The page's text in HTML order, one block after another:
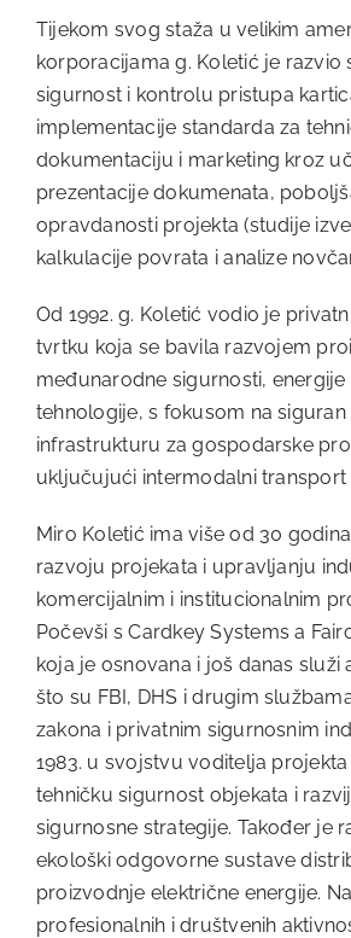
Tijekom svog staža u velikim
korporacijama g. Koletić je razvio
sigurnost i kontrolu pristupa
implementacije standarda za
dokumentaciju i marketing kroz
prezentacije dokumenata,
opravdanosti projekta (studije
kalkulacije povrata i analize
Od 1992. g. Koletić vodio je
tvrtku koja se bavila razvojem
međunarodne sigurnosti, energije
tehnologije, s fokusom na
infrastrukturu za gospodarske
uključujući intermodalni transport
Miro Koletić ima više od 30
razvoju projekata i upravljanju
komercijalnim i institucionalnim
Počevši s Cardkey Systems a
koja je osnovana i još danas služi
što su FBI, DHS i drugim
zakona i privatnim sigurnosnim
1983. u svojstvu voditelja
tehničku sigurnost objekata i
sigurnosne strategije. Također je
ekološki odgovorne sustave
proizvodnje električne energije.
profesionalnih i društvenih